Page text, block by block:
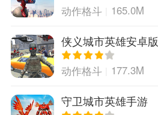
动作格斗 165.0M
侠义城市英雄安卓版
动作格斗 177.3M
守卫城市英雄手游